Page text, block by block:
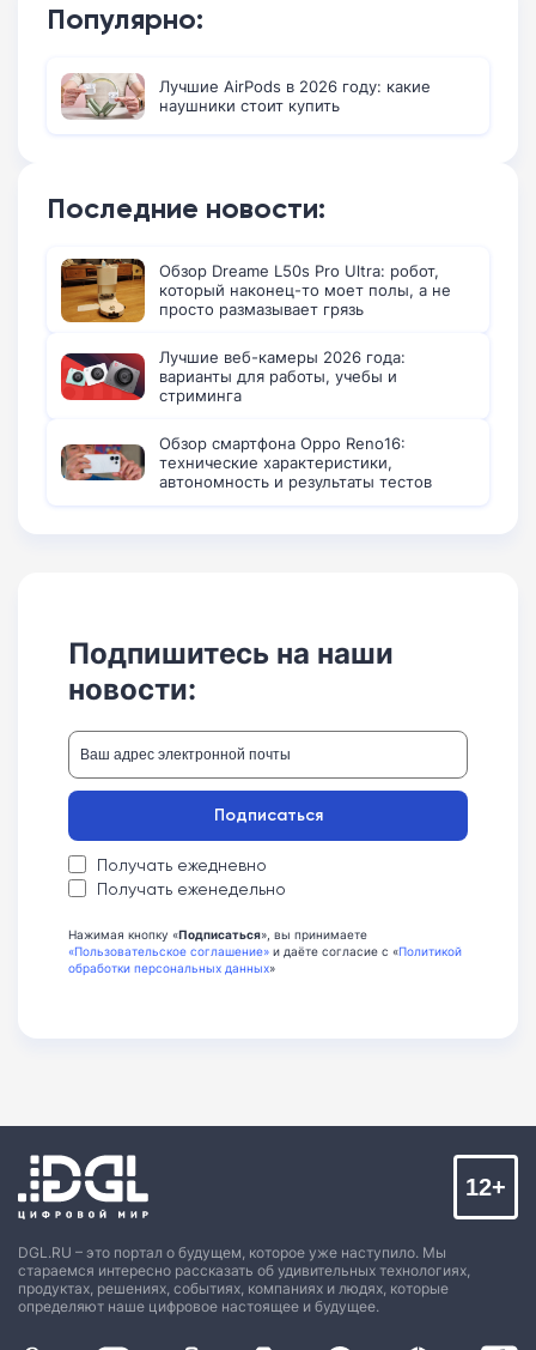
Популярно:
Лучшие AirPods в 2026 году: какие
наушники стоит купить
Последние новости:
Обзор Dreame L50s Pro Ultra: робот,
который наконец-то моет полы, а не
просто размазывает грязь
Лучшие веб-камеры 2026 года:
варианты для работы, учебы и
стриминга
Обзор смартфона Oppo Reno16:
технические характеристики,
автономность и результаты тестов
Подпишитесь на наши
новости:
Получать ежедневно
Получать еженедельно
Подписаться
Нажимая кнопку «Подписаться», вы принимаете
«Пользовательское соглашение» и даёте согласие с «Политикой
обработки персональных данных»
DGL.RU – это портал о будущем, которое уже наступило. Мы
стараемся интересно рассказать об удивительных технологиях,
продуктах, решениях, событиях, компаниях и людях, которые
определяют наше цифровое настоящее и будущее.
12+